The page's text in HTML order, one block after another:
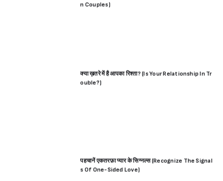
n Couples)
क्या ख़तरे में है आपका रिश्ता? (Is Your Relationship In Tr
ouble?)
पहचानें एकतरफ़ा प्यार के सिग्नल्स (Recognize The Signal
s Of One-Sided Love)